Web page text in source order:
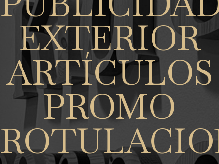
EXTERIOR
ARTÍCULOS
PROMO